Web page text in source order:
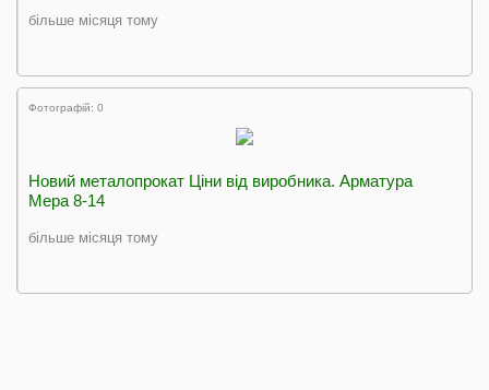
більше місяця тому
Фотографій: 0
Новий металопрокат Ціни від виробника. Арматура
Мера 8-14
більше місяця тому